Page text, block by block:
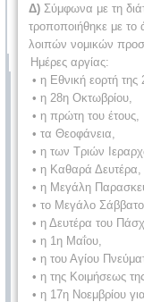
Δ) Σύμφωνα με τη
τροποποιήθηκε με το
λοιπών νομικών
Ημέρες αργίας:
• η Εθνική εορτή της
• η 28η Οκτωβρίου,
• η πρώτη του έτους,
• τα Θεοφάνεια,
• η των Τριών
• η Καθαρά Δευτέρα,
• η Μεγάλη
• το Μεγάλο Σάββατο,
• η Δευτέρα του
• η 1η Μαΐου,
• η του Αγίου
• η της Κοιμήσεως
• η 17η Νοεμβρίου